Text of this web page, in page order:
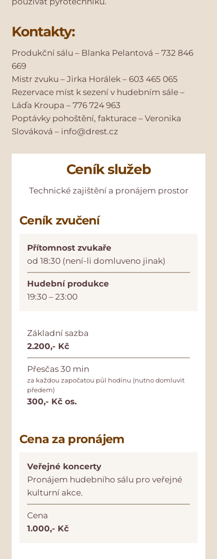
Kontakty:
Produkční sálu – Blanka Pelantová – 732 846
669
Mistr zvuku – Jirka Horálek – 603 465 065
Rezervace míst k sezení v hudebním sále –
Láďa Kroupa – 776 724 963
Poptávky pohoštění, fakturace – Veronika
Slováková – info@drest.cz
Ceník služeb
Technické zajištění a pronájem prostor
Ceník zvučení
Přítomnost zvukaře
od 18:30 (není-li domluveno jinak)
Hudební produkce
19:30 – 23:00
Základní sazba
2.200,- Kč
Přesčas 30 min
za každou započatou půl hodinu (nutno domluvit
předem)
300,- Kč os.
Cena za pronájem
Veřejné koncerty
Pronájem hudebního sálu pro veřejné
kulturní akce.
Cena
1.000,- Kč